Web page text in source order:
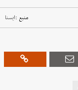
منبع :ايسنا